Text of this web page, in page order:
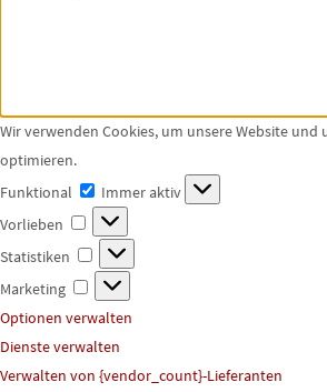
Wir verwenden Cookies, um unsere Website und
optimieren.
Funktional
Funktional
Immer aktiv
Vorlieben
Vorlieben
Statistiken
Statistiken
Marketing
Marketing
Optionen verwalten
Dienste verwalten
Verwalten von {vendor_count}-Lieferanten